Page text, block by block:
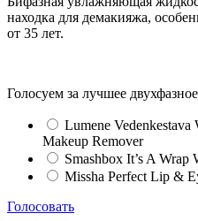
находка для демакияжа,
от 35 лет.
Голосуем за лучшее
Lumene
Makeup Remover
Smashbox It’s A
Missha Perfect Lip &
Голосовать